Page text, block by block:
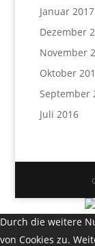
Januar 2017
Dezember
November
Oktober
September
Juli 2016
Durch die weitere
von Cookies zu.